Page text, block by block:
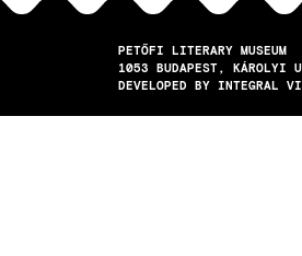
PETŐFI LITERARY MUSEUM
1053
BUDAPEST
KÁROLYI
DEVELOPED BY INTEGRAL